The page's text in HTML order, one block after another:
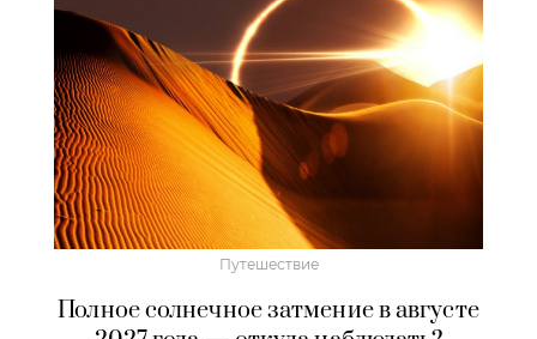
Путешествие
Полное солнечное затмение в августе